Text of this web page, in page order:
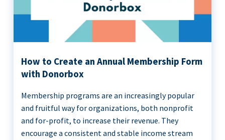
How to Create an Annual Membership Form
with Donorbox
Membership programs are an increasingly popular
and fruitful way for organizations, both nonprofit
and for-profit, to increase their revenue. They
encourage a consistent and stable income stream